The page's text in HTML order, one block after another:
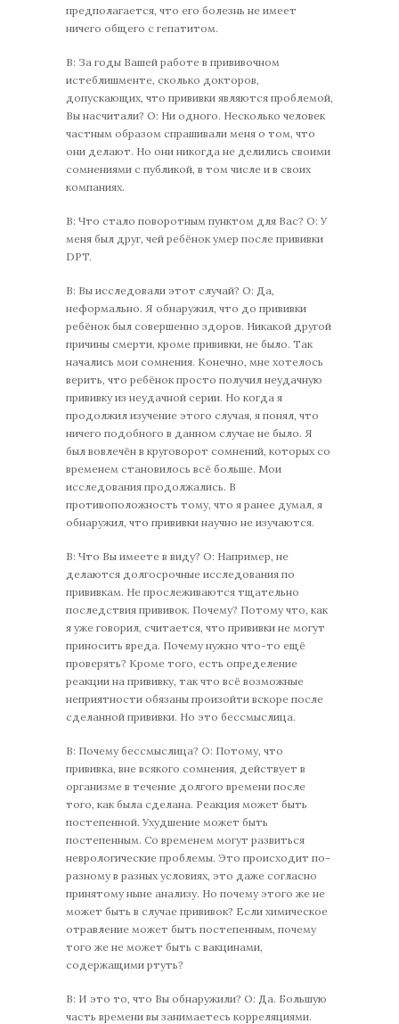
предполагается, что его болезнь не имеет
ничего общего с гепатитом.
В: За годы Вашей работе в прививочном
истеблишменте, сколько докторов,
допускающих, что прививки являются проблемой,
Вы насчитали? О: Ни одного. Несколько человек
частным образом спрашивали меня о том, что
они делают. Но они никогда не делились своими
сомнениями с публикой, в том числе и в своих
компаниях.
В: Что стало поворотным пунктом для Вас? О: У
меня был друг, чей ребёнок умер после прививки
DPT.
В: Вы исследовали этот случай? О: Да,
неформально. Я обнаружил, что до прививки
ребёнок был совершенно здоров. Никакой другой
причины смерти, кроме прививки, не было. Так
начались мои сомнения. Конечно, мне хотелось
верить, что ребёнок просто получил неудачную
прививку из неудачной серии. Но когда я
продолжил изучение этого случая, я понял, что
ничего подобного в данном случае не было. Я
был вовлечён в круговорот сомнений, которых со
временем становилось всё больше. Мои
исследования продолжались. В
противоположность тому, что я ранее думал, я
обнаружил, что прививки научно не изучаются.
В: Что Вы имеете в виду? О: Например, не
делаются долгосрочные исследования по
прививкам. Не прослеживаются тщательно
последствия прививок. Почему? Потому что, как
я уже говорил, считается, что прививки не могут
приносить вреда. Почему нужно что-то ещё
проверять? Кроме того, есть определение
реакции на прививку, так что всё возможные
неприятности обязаны произойти вскоре после
сделанной прививки. Но это бессмыслица.
В: Почему бессмыслица? О: Потому, что
прививка, вне всякого сомнения, действует в
организме в течение долгого времени после
того, как была сделана. Реакция может быть
постепенной. Ухудшение может быть
постепенным. Со временем могут развиться
неврологические проблемы. Это происходит по-
разному в разных условиях, это даже согласно
принятому ныне анализу. Но почему этого же не
может быть в случае прививок? Если химическое
отравление может быть постепенным, почему
того же не может быть с вакцинами,
содержащими ртуть?
В: И это то, что Вы обнаружили? О: Да. Большую
часть времени вы занимаетесь корреляциями.